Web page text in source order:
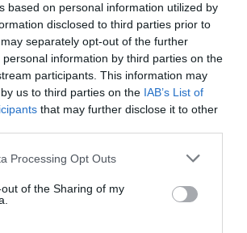
based on personal information utilized by
disclosed to third parties prior to
separately opt-out of the further
information by third parties on the
participants. This information may
us to third parties on the IAB’s List of
that may further disclose it to other
Processing Opt Outs
of the Sharing of my
λόγο γιαγεωμετρική πρόοδο στην
, υπογραμμίζοντας ότι η
φτάσει σε οριακό και
.
να χαμηλώσει η στάθμη για ένα, δύο ή
στη συνέχεια επανερχόταν με τις